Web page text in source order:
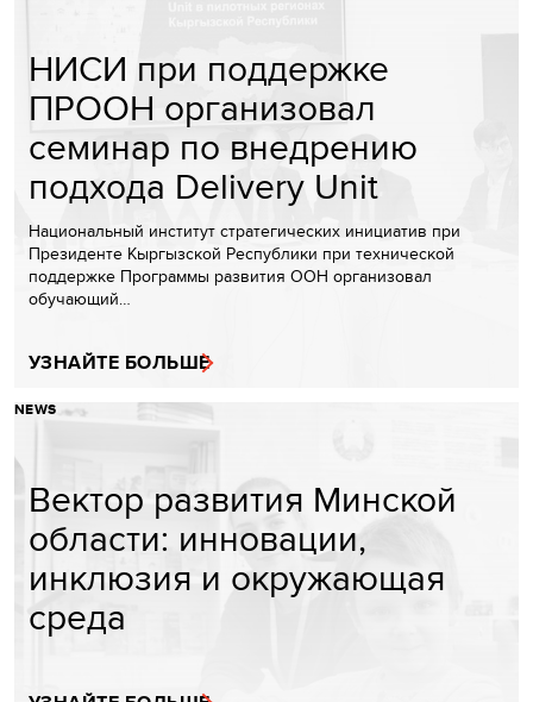
НИСИ при поддержке
ПРООН организовал
семинар по внедрению
подхода Delivery Unit
Национальный институт стратегических инициатив при
Президенте Кыргызской Республики при технической
поддержке Программы развития ООН организовал
обучающий…
УЗНАЙТЕ БОЛЬШЕ
NEWS
Вектор развития Минской
области: инновации,
инклюзия и окружающая
среда